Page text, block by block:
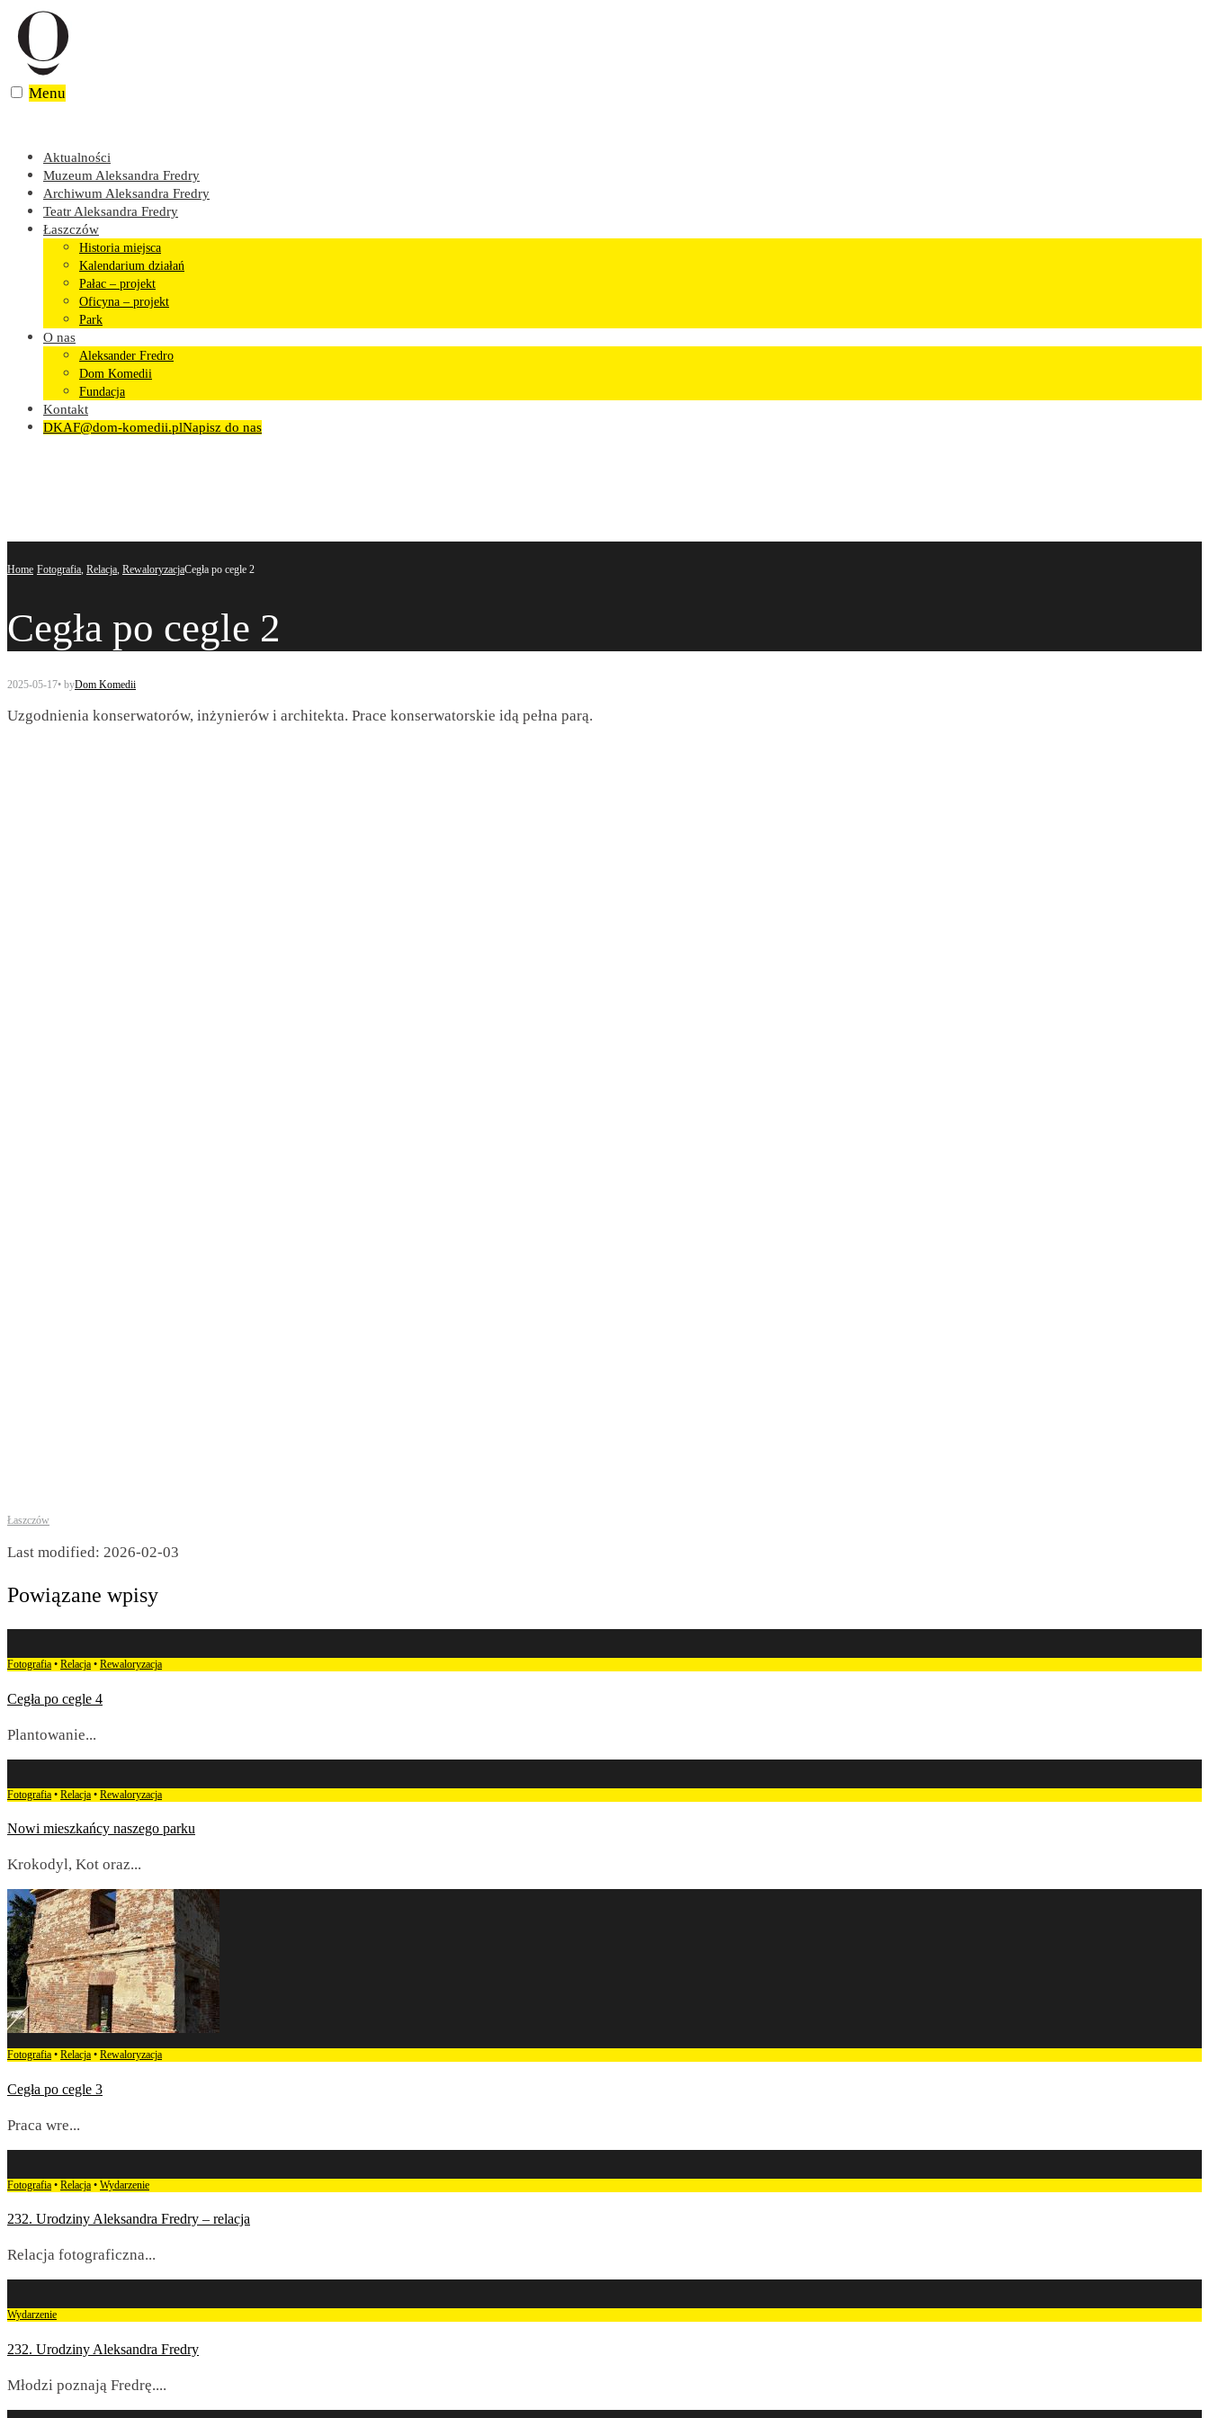
Skip
to
content
Menu
Aktualności
Muzeum Aleksandra Fredry
Archiwum Aleksandra Fredry
Teatr Aleksandra Fredry
Łaszczów
Historia miejsca
Kalendarium działań
Pałac – projekt
Oficyna – projekt
Park
O nas
Aleksander Fredro
Dom Komedii
Fundacja
Kontakt
DKAF@dom-komedii.plNapisz do nas
Home Fotografia, Relacja, RewaloryzacjaCegła po cegle 2
Cegła po cegle 2
2025-05-17• byDom Komedii
Uzgodnienia konserwatorów, inżynierów i architekta. Prace konserwatorskie idą pełna parą.
Łaszczów
Last modified: 2026-02-03
Powiązane wpisy
Fotografia • Relacja • Rewaloryzacja
Cegła po cegle 4
Plantowanie...
Fotografia • Relacja • Rewaloryzacja
Nowi mieszkańcy naszego parku
Krokodyl, Kot oraz...
Fotografia • Relacja • Rewaloryzacja
Cegła po cegle 3
Praca wre...
Fotografia • Relacja • Wydarzenie
232. Urodziny Aleksandra Fredry – relacja
Relacja fotograficzna...
Wydarzenie
232. Urodziny Aleksandra Fredry
Młodzi poznają Fredrę....